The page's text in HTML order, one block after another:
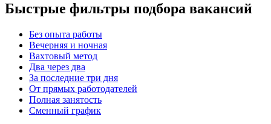
Быстрые фильтры подбора вакансий
Без опыта работы
Вечерняя и ночная
Вахтовый метод
Два через два
За последние три дня
От прямых работодателей
Полная занятость
Сменный график